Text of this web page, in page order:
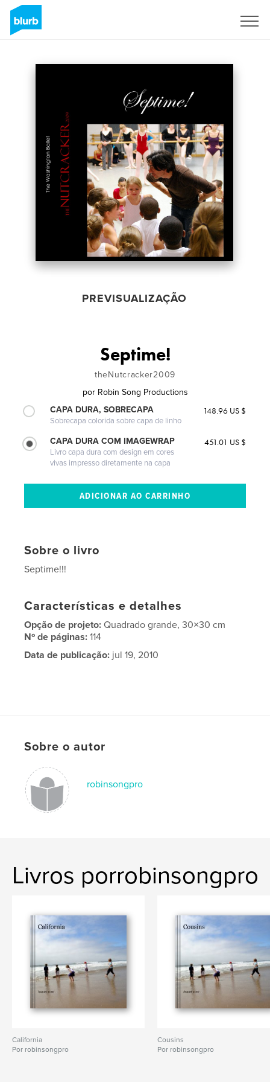
PREVISUALIZAÇÃO
Septime!
theNutcracker2009
por Robin Song Productions
CAPA DURA, SOBRECAPA
Sobrecapa colorida sobre capa de linho
148.96 US $
CAPA DURA COM IMAGEWRAP
Livro capa dura com design em cores
vivas impresso diretamente na capa
451.01 US $
Sobre o livro
Septime!!!
Características e detalhes
Opção de projeto:Quadrado grande, 30×30 cm
Nº de páginas:114
Data de publicação: jul 19, 2010
Sobre o autor
robinsongpro
Livros porrobinsongpro
California
Por robinsongpro
Cousins
Por robinsongpro